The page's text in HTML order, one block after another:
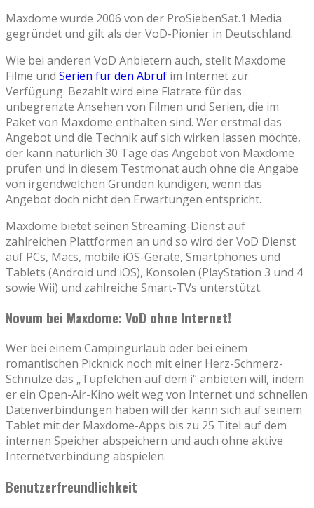
Maxdome wurde 2006 von der ProSiebenSat.1 Media
gegründet und gilt als der VoD-Pionier in Deutschland.
Wie bei anderen VoD Anbietern auch, stellt Maxdome
Filme und Serien für den Abruf im Internet zur
Verfügung. Bezahlt wird eine Flatrate für das
unbegrenzte Ansehen von Filmen und Serien, die im
Paket von Maxdome enthalten sind. Wer erstmal das
Angebot und die Technik auf sich wirken lassen möchte,
der kann natürlich 30 Tage das Angebot von Maxdome
prüfen und in diesem Testmonat auch ohne die Angabe
von irgendwelchen Gründen kundigen, wenn das
Angebot doch nicht den Erwartungen entspricht.
Maxdome bietet seinen Streaming-Dienst auf
zahlreichen Plattformen an und so wird der VoD Dienst
auf PCs, Macs, mobile iOS-Geräte, Smartphones und
Tablets (Android und iOS), Konsolen (PlayStation 3 und 4
sowie Wii) und zahlreiche Smart-TVs unterstützt.
Novum bei Maxdome: VoD ohne Internet!
Wer bei einem Campingurlaub oder bei einem
romantischen Picknick noch mit einer Herz-Schmerz-
Schnulze das „Tüpfelchen auf dem i“ anbieten will, indem
er ein Open-Air-Kino weit weg von Internet und schnellen
Datenverbindungen haben will der kann sich auf seinem
Tablet mit der Maxdome-Apps bis zu 25 Titel auf dem
internen Speicher abspeichern und auch ohne aktive
Internetverbindung abspielen.
Benutzerfreundlichkeit